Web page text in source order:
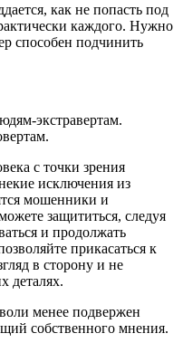
как не попасть под
каждого. Нужно
способен подчинить
экстравертам.
с точки зрения
исключения из
мошенники и
защититься, следуя
и продолжать
прикасаться к
в сторону и не
деталях.
менее подвержен
собственного мнения.